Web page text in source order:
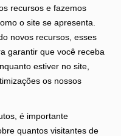
recursos e fazemos
o site se apresenta.
novos recursos, esses
garantir que você receba
estiver no site,
os nossos
é importante
quantos visitantes de